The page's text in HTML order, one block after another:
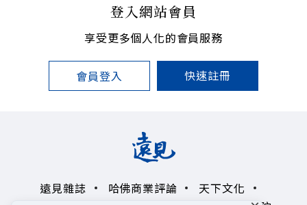
登入網站會員
享受更多個人化的會員服務
會員登入 快速註冊
遠見雜誌 哈佛商業評論
天下文化